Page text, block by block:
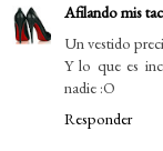
Afilando mis
Un vestido
Y lo que es
nadie :O
Responder